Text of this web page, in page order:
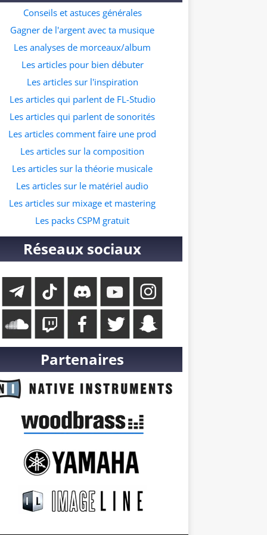
ceux qui souhaitent commencer à faire
prods dans ce genre musicale. A quelle
veux tu recevoir le pack ?
Conseils et astuces générales
Gagner de l'argent avec ta musique
Les analyses de morceaux/album
Les articles pour bien débuter
Les articles sur l'inspiration
Les articles qui parlent de FL-Studio
Les articles qui parlent de sonorités
Les articles comment faire une prod
Les articles sur la composition
Les articles sur la théorie musicale
Les articles sur le matériel audio
Les articles sur mixage et mastering
Les packs CSPM gratuit
Réseaux sociaux
Partenaires